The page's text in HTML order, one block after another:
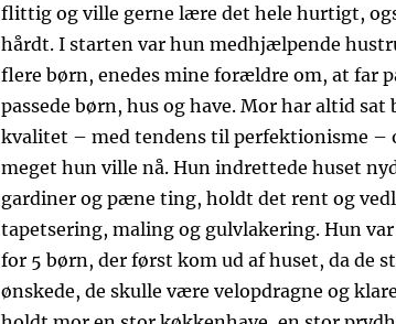
flittig og ville gerne lære det hele hurtigt,
hårdt. I starten var hun medhjælpende
flere børn, enedes mine forældre om, at far
passede børn, hus og have. Mor har altid
kvalitet – med tendens til perfektionisme –
meget hun ville nå. Hun indrettede huset
gardiner og pæne ting, holdt det rent og
tapetsering, maling og gulvlakering. Hun
for 5 børn, der først kom ud af huset, da de
ønskede, de skulle være velopdragne og